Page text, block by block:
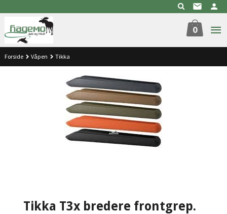
til
innholdet
0
Forside Våpen Tikka
Tikka T3x bredere frontgrep.